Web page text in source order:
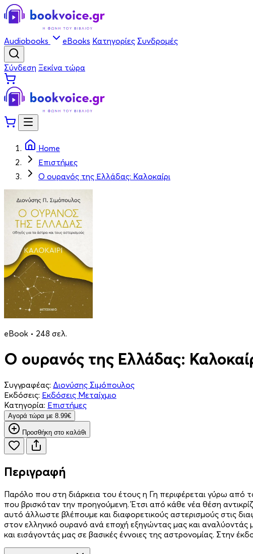
Audiobooks eBooks Κατηγορίες Συνδρομές
Σύνδεση Ξεκίνα τώρα
Home
Επιστήμες
Ο ουρανός της Ελλάδας: Καλοκαίρι
eBook • 248 σελ.
Ο ουρανός της Ελλάδας:
Συγγραφέας: Διονύσης Σιμόπουλος
Εκδόσεις: Εκδόσεις Μεταίχμιο
Κατηγορία: Επιστήμες
Aγορά τώρα με 8.99€
Προσθήκη στο καλάθι
Περιγραφή
Παρόλο που στη διάρκεια του έτους η Γη περιφέρεται γύρω από
που βρισκόταν την προηγούμενη. Έτσι από κάθε νέα θέση
αυτό άλλωστε βλέπουμε και διαφορετικούς αστερισμούς στις
στον ελληνικό ουρανό ανά εποχή εξηγώντας μας και
και εισάγοντάς μας σε βασικές έννοιες της αστρονομίας. Στην